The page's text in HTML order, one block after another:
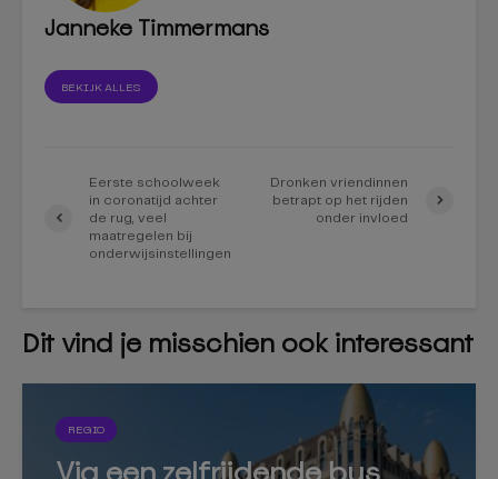
Janneke Timmermans
BEKIJK ALLES
Eerste schoolweek
in coronatijd achter
de rug, veel
maatregelen bij
onderwijsinstellingen
Dronken vriendinnen
betrapt op het rijden
onder invloed
Dit vind je misschien ook interessant
REGIO